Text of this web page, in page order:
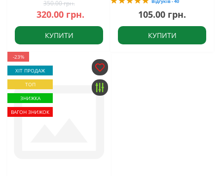
350.00 грн.
320.00 грн.
КУПИТИ
105.00 грн.
КУПИТИ
-23%
ХІТ ПРОДАЖ
ТОП
ЗНИЖКА
ВАГОН ЗНИЖОК